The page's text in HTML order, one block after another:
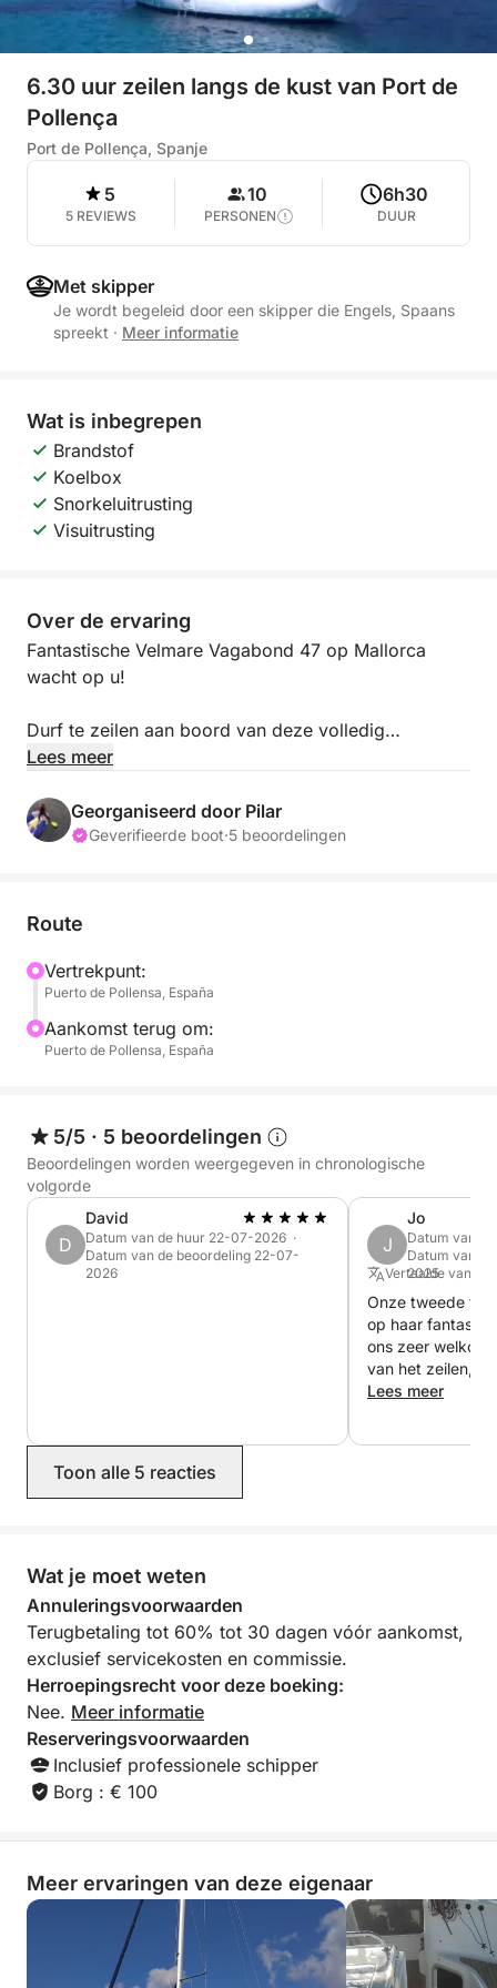
6.30 uur zeilen langs de kust van Port de
Pollença
Port de Pollença, Spanje
5
5 REVIEWS
10
PERSONEN
6h30
DUUR
Met skipper
Je wordt begeleid door een skipper die Engels, Spaans
spreekt · Meer informatie
Wat is inbegrepen
Brandstof
Koelbox
Snorkeluitrusting
Visuitrusting
Over de ervaring
Fantastische Velmare Vagabond 47 op Mallorca
wacht op u!
Durf te zeilen aan boord van deze volledig
gerestaureerde zeilboot van 14 meter, ruim 4 meter
en vrienden. U zult genieten van alles wat deze boot
te bieden heeft: maximaal comfort en veiligheid.
ontspan met familie of vrienden. Deze zeilboot
ombouwbare salon en een badkamer, zodat u
optimaal kunt genieten van uw dag op het water. De
ruime salon met een volledig uitgeruste kombuis is
een waar genot.
de boot, ideaal om te ontspannen in de zon en om
veilig te sturen. Het goed verdeelde zeiloppervlak
geeft de boot een sportief karakter.
Inbegrepen in de prijs:
- BTW
We kijken ernaar uit u te verwelkomen bij Click&Boat
ons op!
Lees meer
Georganiseerd door Pilar
Geverifieerde boot·5 beoordelingen
Route
Vertrekpunt:
Puerto de Pollensa, España
Aankomst terug om:
Puerto de Pollensa, España
5/5 · 5 beoordelingen
Beoordelingen worden weergegeven in chronologische
volgorde
D
David
Datum van de huur 22-07-2026 ·
Datum van de beoordeling 22-07-
2026
J
Jo
Datum van
Datum van
2025
Vertaalde vanuit
Onze tweede
op haar
ons zeer welkom
van het zeilen,
Een echte
Lees meer
Toon alle 5 reacties
Wat je moet weten
Annuleringsvoorwaarden
Terugbetaling tot 60% tot 30 dagen vóór aankomst,
exclusief servicekosten en commissie.
Herroepingsrecht voor deze boeking:
Nee. Meer informatie
Reserveringsvoorwaarden
Inclusief professionele schipper
Borg : € 100
Meer ervaringen van deze eigenaar